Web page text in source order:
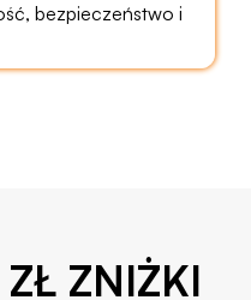
bezpieczeństwo i
ZNIŻKI